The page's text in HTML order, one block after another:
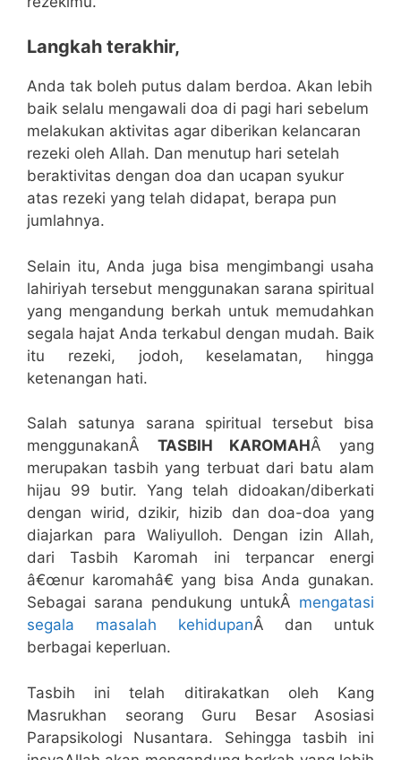
Langkah terakhir,
Anda tak boleh putus dalam berdoa. Akan lebih
baik selalu mengawali doa di pagi hari sebelum
melakukan aktivitas agar diberikan kelancaran
rezeki oleh Allah. Dan menutup hari setelah
beraktivitas dengan doa dan ucapan syukur
atas rezeki yang telah didapat, berapa pun
jumlahnya.
Selain itu, Anda juga bisa mengimbangi usaha
lahiriyah tersebut menggunakan sarana spiritual
yang mengandung berkah untuk memudahkan
segala hajat Anda terkabul dengan mudah. Baik
itu rezeki, jodoh, keselamatan, hingga
ketenangan hati.
Salah satunya sarana spiritual tersebut bisa
menggunakanÂ TASBIH KAROMAHÂ yang
merupakan tasbih yang terbuat dari batu alam
hijau 99 butir. Yang telah didoakan/diberkati
dengan wirid, dzikir, hizib dan doa-doa yang
diajarkan para Waliyulloh. Dengan izin Allah,
dari Tasbih Karomah ini terpancar energi
â€œnur karomahâ€ yang bisa Anda gunakan.
Sebagai sarana pendukung untukÂ mengatasi
segala masalah kehidupanÂ dan untuk
berbagai keperluan.
Tasbih ini telah ditirakatkan oleh Kang
Masrukhan seorang Guru Besar Asosiasi
Parapsikologi Nusantara. Sehingga tasbih ini